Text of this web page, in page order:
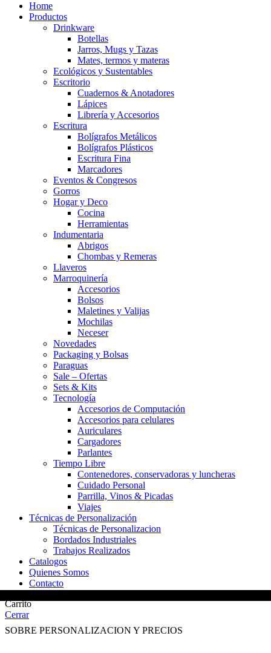
Home
Productos
Drinkware
Botellas
Jarros, Mugs y Tazas
Mates, termos y materas
Ecológicos y Sustentables
Escritorio
Cuadernos & Anotadores
Lápices
Librería y Accesorios
Escritura
Bolígrafos Metálicos
Bolígrafos Plásticos
Escritura Fina
Marcadores
Eventos & Congresos
Gorros
Hogar y Deco
Cocina
Herramientas
Indumentaria
Abrigos
Chombas y Remeras
Llaveros
Marroquinería
Accesorios
Bolsos
Maletines y Valijas
Mochilas
Neceser
Novedades
Packaging y Bolsas
Paraguas
Sale – Ofertas
Sets & Kits
Tecnología
Accesorios de Computación
Accesorios para celulares
Auriculares
Cargadores
Parlantes
Tiempo Libre
Contenedores, conservadoras y luncheras
Cuidado Personal
Parrilla, Vinos & Picadas
Viajes
Técnicas de Personalización
Técnicas de Personalizacion
Bordados Industriales
Trabajos Realizados
Catalogos
Quienes Somos
Contacto
Carrito
Cerrar
SOBRE PERSONALIZACION Y PRECIOS